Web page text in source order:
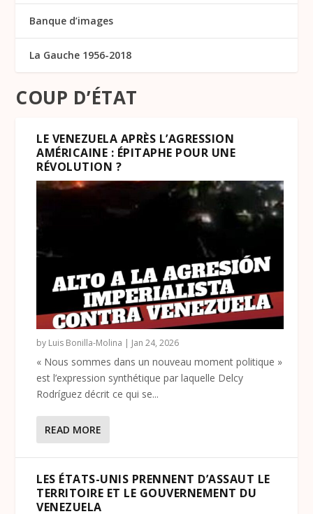
COUP D’ÉTAT
LE VENEZUELA APRÈS L’AGRESSION
AMÉRICAINE : ÉPITAPHE POUR UNE
RÉVOLUTION ?
by Luis Bonilla-Molina | Jan 24, 2026
« Nous sommes dans un nouveau moment politique »
est l’expression synthétique par laquelle Delcy
Rodríguez décrit ce qui se...
READ MORE
LES ÉTATS-UNIS PRENNENT D’ASSAUT LE
TERRITOIRE ET LE GOUVERNEMENT DU
VENEZUELA
Banque d’images
La Gauche 1956-2018